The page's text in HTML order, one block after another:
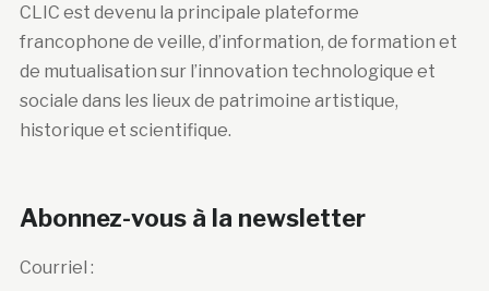
CLIC est devenu la principale plateforme
francophone de veille, d’information, de formation et
de mutualisation sur l’innovation technologique et
sociale dans les lieux de patrimoine artistique,
historique et scientifique.
Abonnez-vous à la newsletter
Courriel :